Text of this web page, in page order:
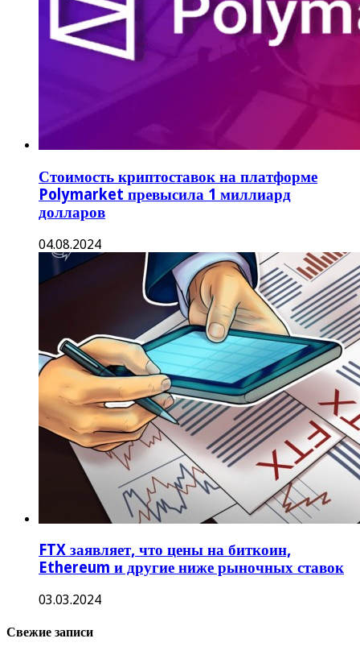
Стоимость криптоставок на платформе
Polymarket превысила 1 миллиард
долларов
04.08.2024
FTX заявляет, что цены на биткоин,
Ethereum и другие ниже рыночных ставок
03.03.2024
Свежие записи